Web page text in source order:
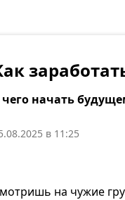
чего начать
в 11:25
на чужие